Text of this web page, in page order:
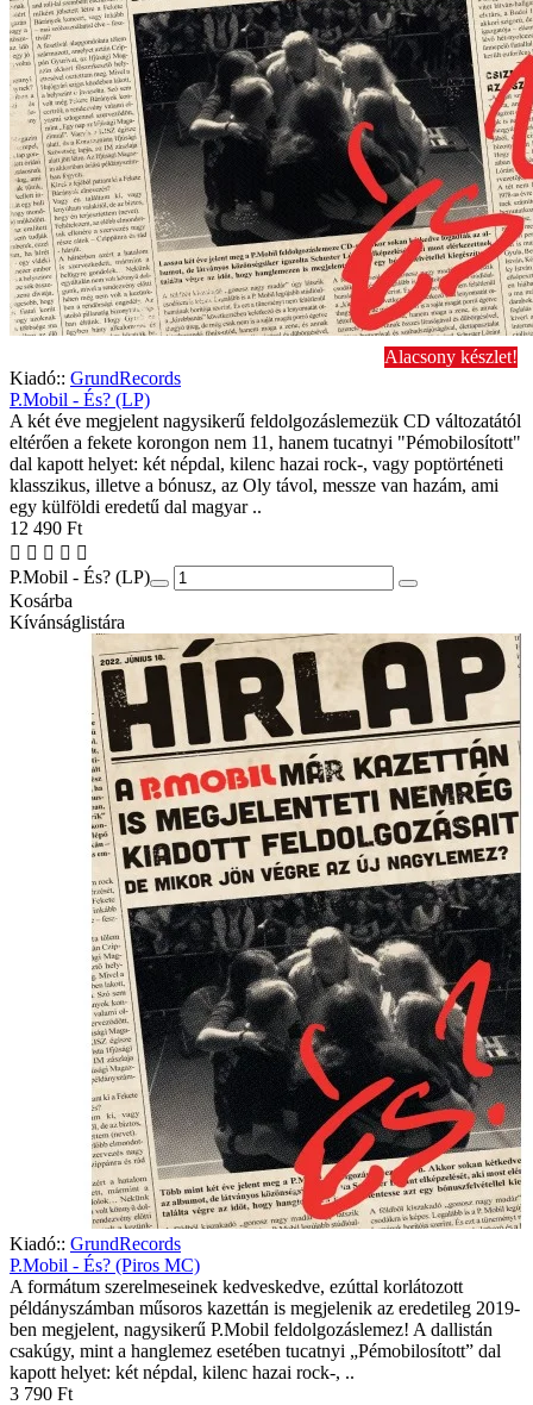
Alacsony készlet!
Kiadó:: GrundRecords
P.Mobil - És? (LP)
A két éve megjelent nagysikerű feldolgozáslemezük CD változatától
eltérően a fekete korongon nem 11, hanem tucatnyi "Pémobilosított"
dal kapott helyet: két népdal, kilenc hazai rock-, vagy poptörténeti
klasszikus, illetve a bónusz, az Oly távol, messze van hazám, ami
egy külföldi eredetű dal magyar ..
12 490 Ft
P.Mobil - És? (LP)
Kosárba
Kívánságlistára
Kiadó:: GrundRecords
P.Mobil - És? (Piros MC)
A formátum szerelmeseinek kedveskedve, ezúttal korlátozott
példányszámban műsoros kazettán is megjelenik az eredetileg 2019-
ben megjelent, nagysikerű P.Mobil feldolgozáslemez! A dallistán
csakúgy, mint a hanglemez esetében tucatnyi „Pémobilosított” dal
kapott helyet: két népdal, kilenc hazai rock-, ..
3 790 Ft